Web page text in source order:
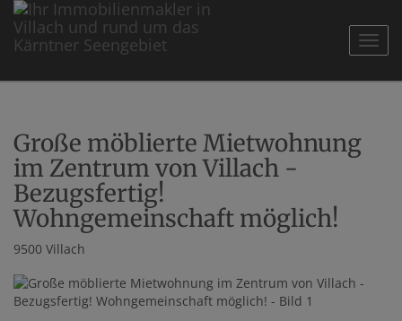
Große möblierte Mietwohnung
im Zentrum von Villach -
Bezugsfertig!
Wohngemeinschaft möglich!
9500 Villach